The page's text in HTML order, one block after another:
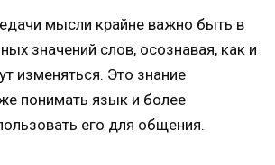
мысли крайне важно быть в
значений слов, осознавая, как и
изменяться. Это знание
понимать язык и более
его для общения.